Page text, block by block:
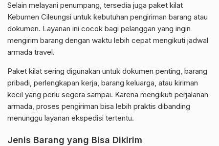
Selain melayani penumpang, tersedia juga paket kilat
Kebumen Cileungsi untuk kebutuhan pengiriman barang atau
dokumen. Layanan ini cocok bagi pelanggan yang ingin
mengirim barang dengan waktu lebih cepat mengikuti jadwal
armada travel.
Paket kilat sering digunakan untuk dokumen penting, barang
pribadi, perlengkapan kerja, barang keluarga, atau kiriman
kecil yang perlu segera sampai. Karena mengikuti perjalanan
armada, proses pengiriman bisa lebih praktis dibanding
menunggu layanan ekspedisi tertentu.
Jenis Barang yang Bisa Dikirim